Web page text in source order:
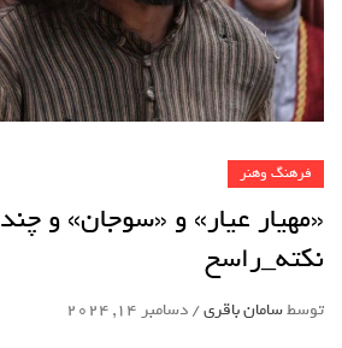
فرهنگ وهنر
«مهیار عیار» و «سوجان» و چند
نکته_راسخ
توسطسامان باقری/دسامبر 14, 2024